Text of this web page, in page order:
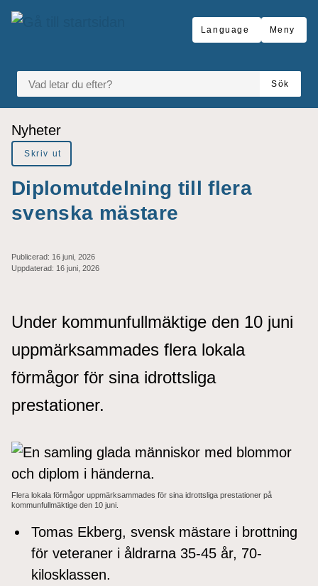
Gå till innehåll
Language Meny
VAD LETAR DU EFTER?
Sök
Du är här:
Nyheter
Skriv ut
Diplomutdelning till flera
svenska mästare
Publicerad: 16 juni, 2026
Uppdaterad: 16 juni, 2026
Under kommunfullmäktige den 10 juni
uppmärksammades flera lokala
förmågor för sina idrottsliga
prestationer.
Flera lokala förmågor uppmärksammades för sina idrottsliga prestationer på
kommunfullmäktige den 10 juni.
Tomas Ekberg, svensk mästare i brottning
för veteraner i åldrarna 35-45 år, 70-
kilosklassen.